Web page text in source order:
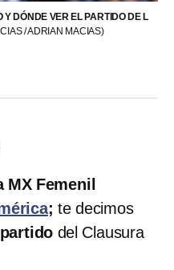
DÓNDE VER EL PARTIDO DE L
/ ADRIAN MACIAS)
Femenil
; te decimos
del Clausura